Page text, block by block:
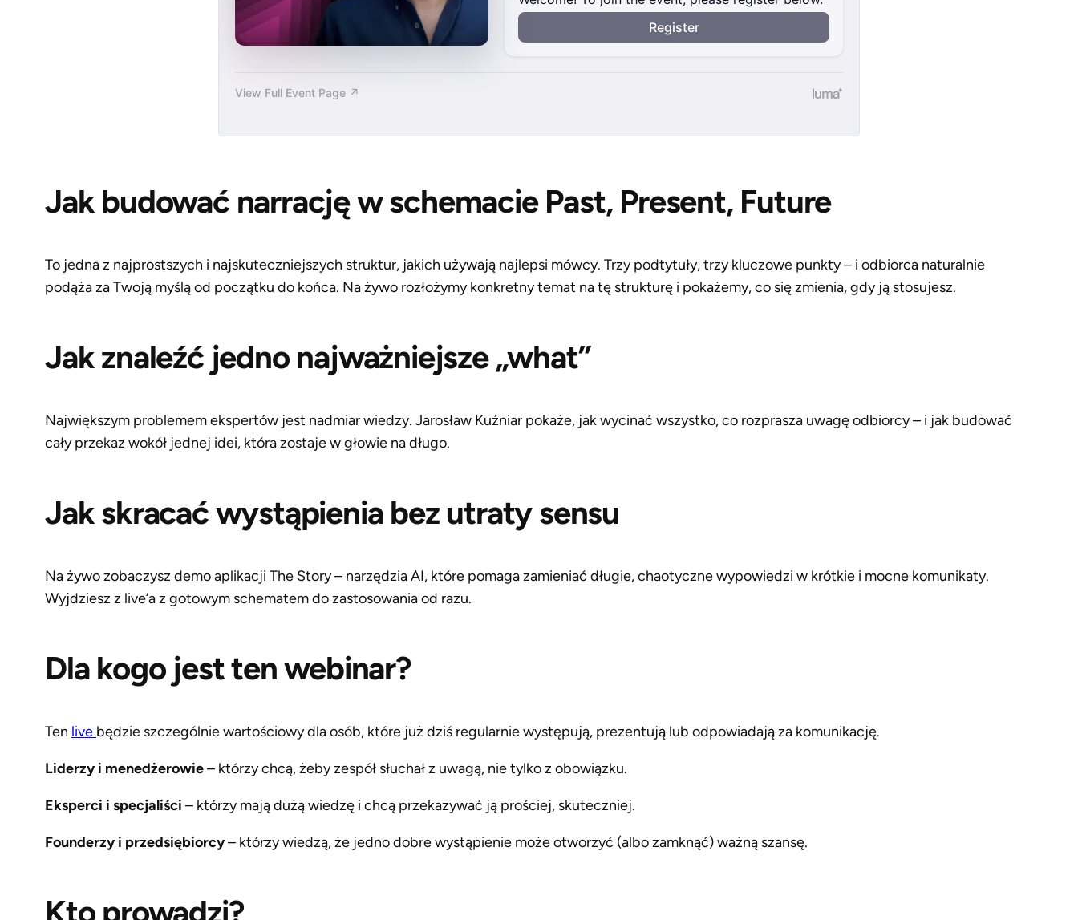
Jak budować narrację w schemacie Past, Present, Future
To jedna z najprostszych i najskuteczniejszych struktur, jakich używają najlepsi mówcy. Trzy podtytuły, trzy kluczowe punkty – i odbiorca naturalnie
podąża za Twoją myślą od początku do końca. Na żywo rozłożymy konkretny temat na tę strukturę i pokażemy, co się zmienia, gdy ją stosujesz.
Jak znaleźć jedno najważniejsze „what”
Największym problemem ekspertów jest nadmiar wiedzy. Jarosław Kuźniar pokaże, jak wycinać wszystko, co rozprasza uwagę odbiorcy – i jak budować
cały przekaz wokół jednej idei, która zostaje w głowie na długo.
Jak skracać wystąpienia bez utraty sensu
Na żywo zobaczysz demo aplikacji The Story – narzędzia AI, które pomaga zamieniać długie, chaotyczne wypowiedzi w krótkie i mocne komunikaty.
Wyjdziesz z live’a z gotowym schematem do zastosowania od razu.
Dla kogo jest ten webinar?
Ten live będzie szczególnie wartościowy dla osób, które już dziś regularnie występują, prezentują lub odpowiadają za komunikację.
Liderzy i menedżerowie– którzy chcą, żeby zespół słuchał z uwagą, nie tylko z obowiązku.
Eksperci i specjaliści – którzy mają dużą wiedzę i chcą przekazywać ją prościej, skuteczniej.
Founderzy i przedsiębiorcy– którzy wiedzą, że jedno dobre wystąpienie może otworzyć (albo zamknąć) ważną szansę.
Kto prowadzi?